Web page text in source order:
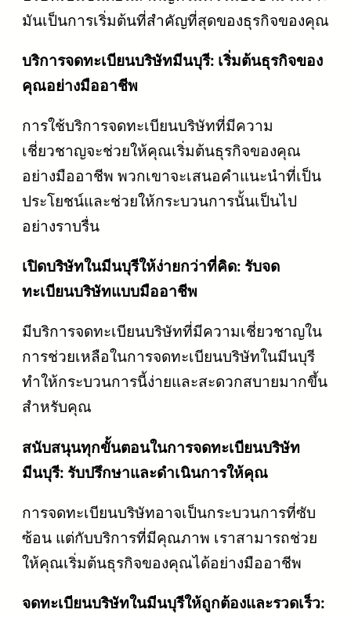
มันเป็นการเริ่มต้นที่สำคัญที่สุดของธุรกิจของคุณ
บริการจดทะเบียนบริษัทมีนบุรี: เริ่มต้นธุรกิจของ
คุณอย่างมืออาชีพ
การใช้บริการจดทะเบียนบริษัทที่มีความ
เชี่ยวชาญจะช่วยให้คุณเริ่มต้นธุรกิจของคุณ
อย่างมืออาชีพ พวกเขาจะเสนอคำแนะนำที่เป็น
ประโยชน์และช่วยให้กระบวนการนั้นเป็นไป
อย่างราบรื่น
เปิดบริษัทในมีนบุรีให้ง่ายกว่าที่คิด: รับจด
ทะเบียนบริษัทแบบมืออาชีพ
มีบริการจดทะเบียนบริษัทที่มีความเชี่ยวชาญใน
การช่วยเหลือในการจดทะเบียนบริษัทในมีนบุรี
ทำให้กระบวนการนี้ง่ายและสะดวกสบายมากขึ้น
สำหรับคุณ
สนับสนุนทุกขั้นตอนในการจดทะเบียนบริษัท
มีนบุรี: รับปรึกษาและดำเนินการให้คุณ
การจดทะเบียนบริษัทอาจเป็นกระบวนการที่ซับ
ซ้อน แต่กับบริการที่มีคุณภาพ เราสามารถช่วย
ให้คุณเริ่มต้นธุรกิจของคุณได้อย่างมืออาชีพ
จดทะเบียนบริษัทในมีนบุรีให้ถูกต้องและรวดเร็ว: